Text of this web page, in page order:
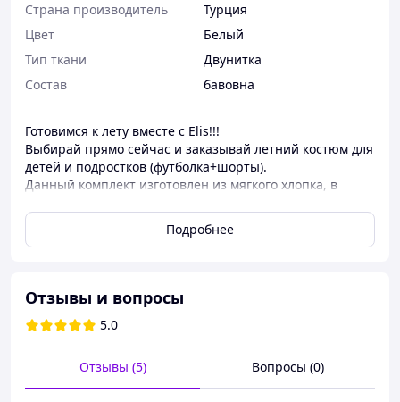
Страна производитель
Турция
Цвет
Белый
Тип ткани
Двунитка
Состав
бавовна
Готовимся к лету вместе с Elis!!!
Выбирай прямо сейчас и заказывай летний костюм для
детей и подростков (футболка+шорты).
Данный комплект изготовлен из мягкого хлопка, в
А также, при занятии спортом. Плюсом данного
костюма является свободный крой, который пользуется
Характеристики товара:
🔉ткань: шорты двунитка, футболка стрейч
кулир, производство Турция;
✔️карман на змейке;
Подробнее
Отзывы и вопросы
5.0
Отзывы (5) Вопросы (0)